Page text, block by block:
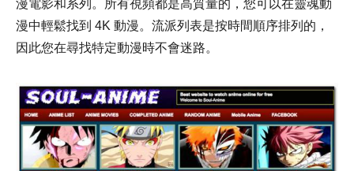
漫電影和系列。所有視頻都是高質量的，您可以在靈魂動
漫中輕鬆找到 4K 動漫。流派列表是按時間順序排列的，
因此您在尋找特定動漫時不會迷路。